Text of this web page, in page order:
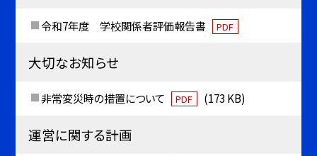
令和7年度 学校関係者評価報告書 PDF
大切なお知らせ
非常変災時の措置について PDF (173 KB)
運営に関する計画